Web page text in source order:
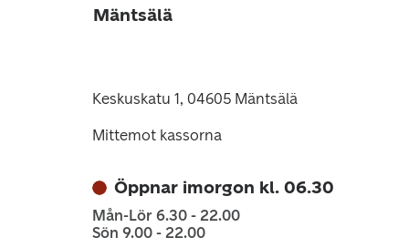
Mäntsälä
Keskuskatu 1, 04605 Mäntsälä
Mittemot kassorna
Öppnar imorgon kl. 06.30
Mån-Lör 6.30 - 22.00
Sön 9.00 - 22.00